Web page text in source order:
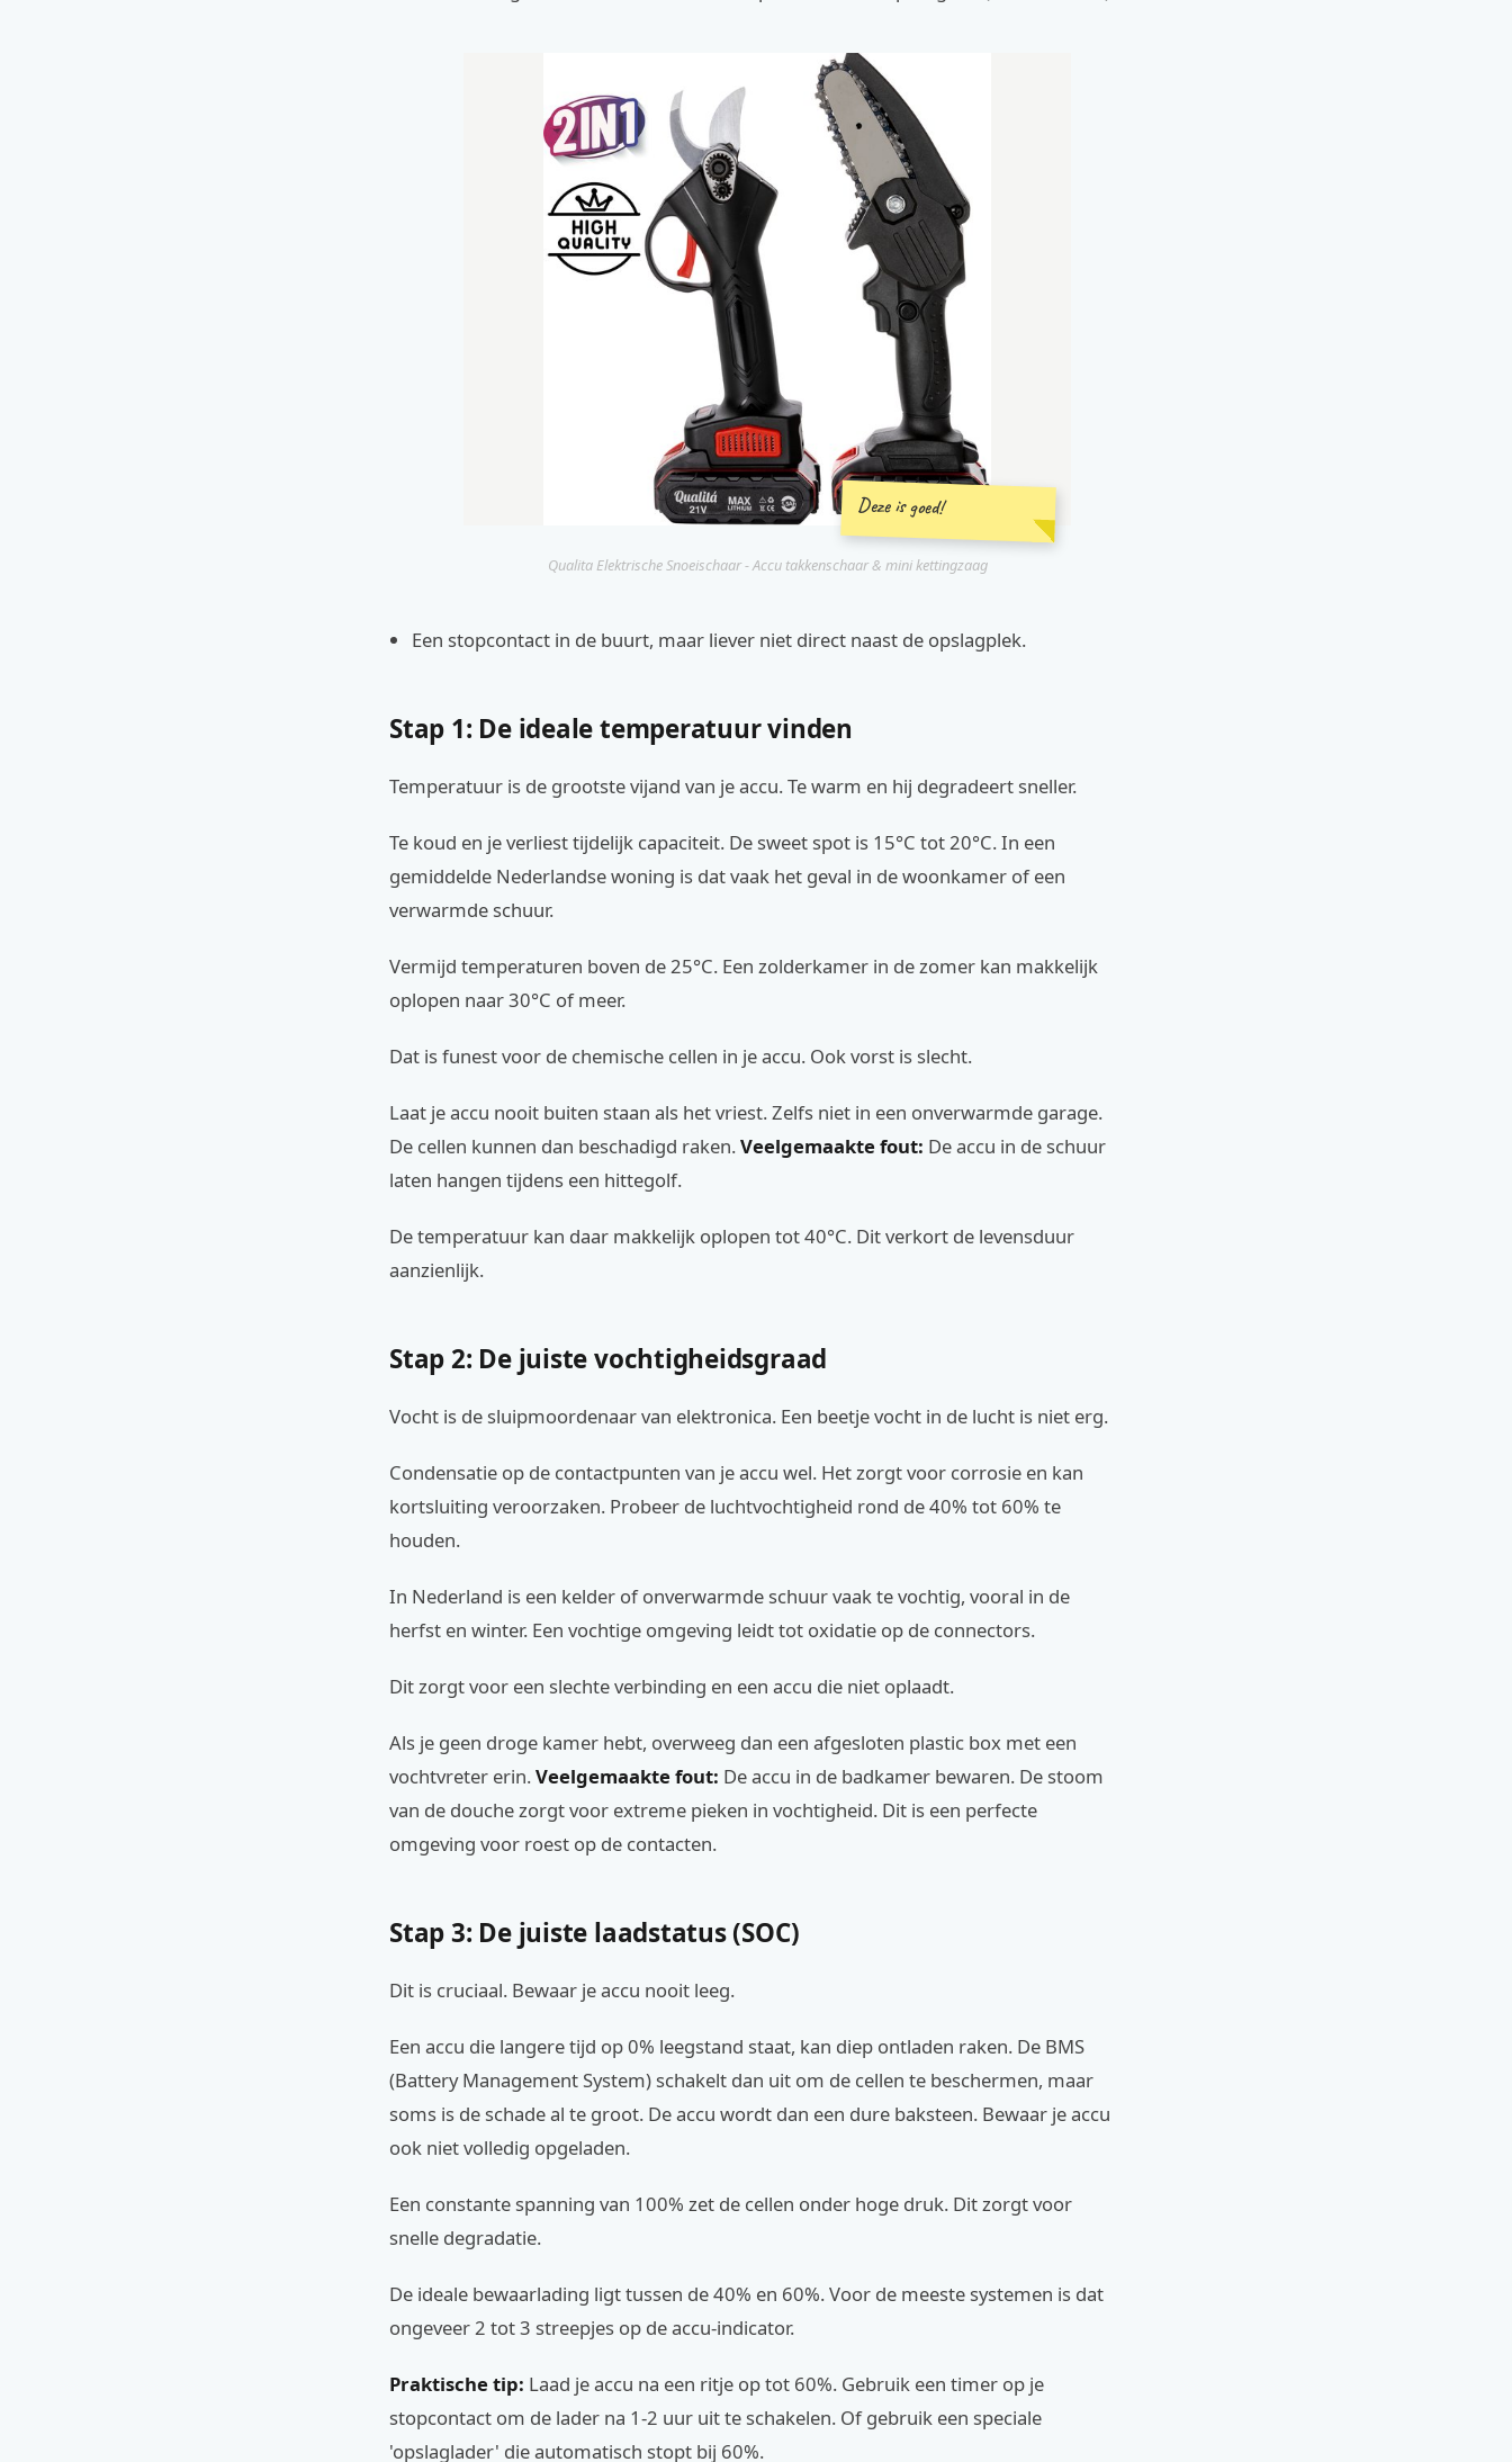
Deze is goed!
Qualita Elektrische Snoeischaar - Accu takkenschaar & mini kettingzaag
Een stopcontact in de buurt, maar liever niet direct naast de opslagplek.
Stap 1: De ideale temperatuur vinden
Temperatuur is de grootste vijand van je accu. Te warm en hij degradeert sneller.
Te koud en je verliest tijdelijk capaciteit. De sweet spot is 15°C tot 20°C. In een
gemiddelde Nederlandse woning is dat vaak het geval in de woonkamer of een
verwarmde schuur.
Vermijd temperaturen boven de 25°C. Een zolderkamer in de zomer kan makkelijk
oplopen naar 30°C of meer.
Dat is funest voor de chemische cellen in je accu. Ook vorst is slecht.
Laat je accu nooit buiten staan als het vriest. Zelfs niet in een onverwarmde garage.
De cellen kunnen dan beschadigd raken.Veelgemaakte fout: De accu in de schuur
laten hangen tijdens een hittegolf.
De temperatuur kan daar makkelijk oplopen tot 40°C. Dit verkort de levensduur
aanzienlijk.
Stap 2: De juiste vochtigheidsgraad
Vocht is de sluipmoordenaar van elektronica. Een beetje vocht in de lucht is niet erg.
Condensatie op de contactpunten van je accu wel. Het zorgt voor corrosie en kan
kortsluiting veroorzaken. Probeer de luchtvochtigheid rond de 40% tot 60% te
houden.
In Nederland is een kelder of onverwarmde schuur vaak te vochtig, vooral in de
herfst en winter. Een vochtige omgeving leidt tot oxidatie op de connectors.
Dit zorgt voor een slechte verbinding en een accu die niet oplaadt.
Als je geen droge kamer hebt, overweeg dan een afgesloten plastic box met een
vochtvreter erin.Veelgemaakte fout: De accu in de badkamer bewaren. De stoom
van de douche zorgt voor extreme pieken in vochtigheid. Dit is een perfecte
omgeving voor roest op de contacten.
Stap 3: De juiste laadstatus (SOC)
Dit is cruciaal. Bewaar je accu nooit leeg.
Een accu die langere tijd op 0% leegstand staat, kan diep ontladen raken. De BMS
(Battery Management System) schakelt dan uit om de cellen te beschermen, maar
soms is de schade al te groot. De accu wordt dan een dure baksteen. Bewaar je accu
ook niet volledig opgeladen.
Een constante spanning van 100% zet de cellen onder hoge druk. Dit zorgt voor
snelle degradatie.
De ideale bewaarlading ligt tussen de 40% en 60%. Voor de meeste systemen is dat
ongeveer 2 tot 3 streepjes op de accu-indicator.
Praktische tip: Laad je accu na een ritje op tot 60%. Gebruik een timer op je
stopcontact om de lader na 1-2 uur uit te schakelen. Of gebruik een speciale
'opslaglader' die automatisch stopt bij 60%.